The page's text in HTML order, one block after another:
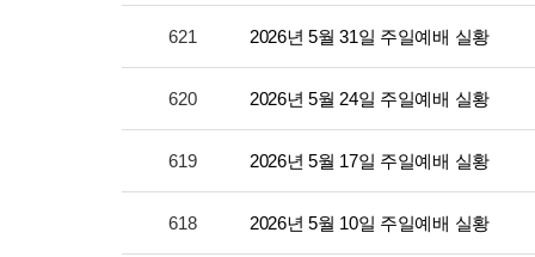
621 2026년 5월 31일 주일예배 실황
620 2026년 5월 24일 주일예배 실황
619 2026년 5월 17일 주일예배 실황
618 2026년 5월 10일 주일예배 실황